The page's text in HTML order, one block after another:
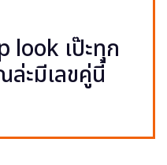
look เป๊ะทุก
ะมีเลขคู่นี้